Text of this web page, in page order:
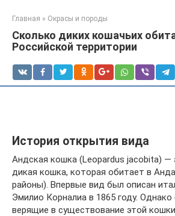
Главная » Окрасы и породы
Сколько диких кошачьих
Российской территории
История открытия вида
Андская кошка (Leopardus jacobita) —
дикая кошка, которая обитает в
районы). Впервые вид был описан
Эмилио Корналиа в 1865 году. Однако
верящие в существование этой